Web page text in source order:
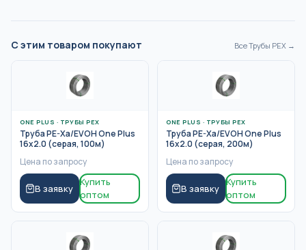
С этим товаром покупают ВсеТрубы PEX →
ONE PLUS · ТРУБЫ PEX
Труба PE-Xa/EVOH One Plus
16x2.0 (серая, 100м)
Цена по запросу
В заявку
Купить
оптом
ONE PLUS · ТРУБЫ PEX
Труба PE-Xa/EVOH One Plus
16x2.0 (серая, 200м)
Цена по запросу
В заявку
Купить
оптом